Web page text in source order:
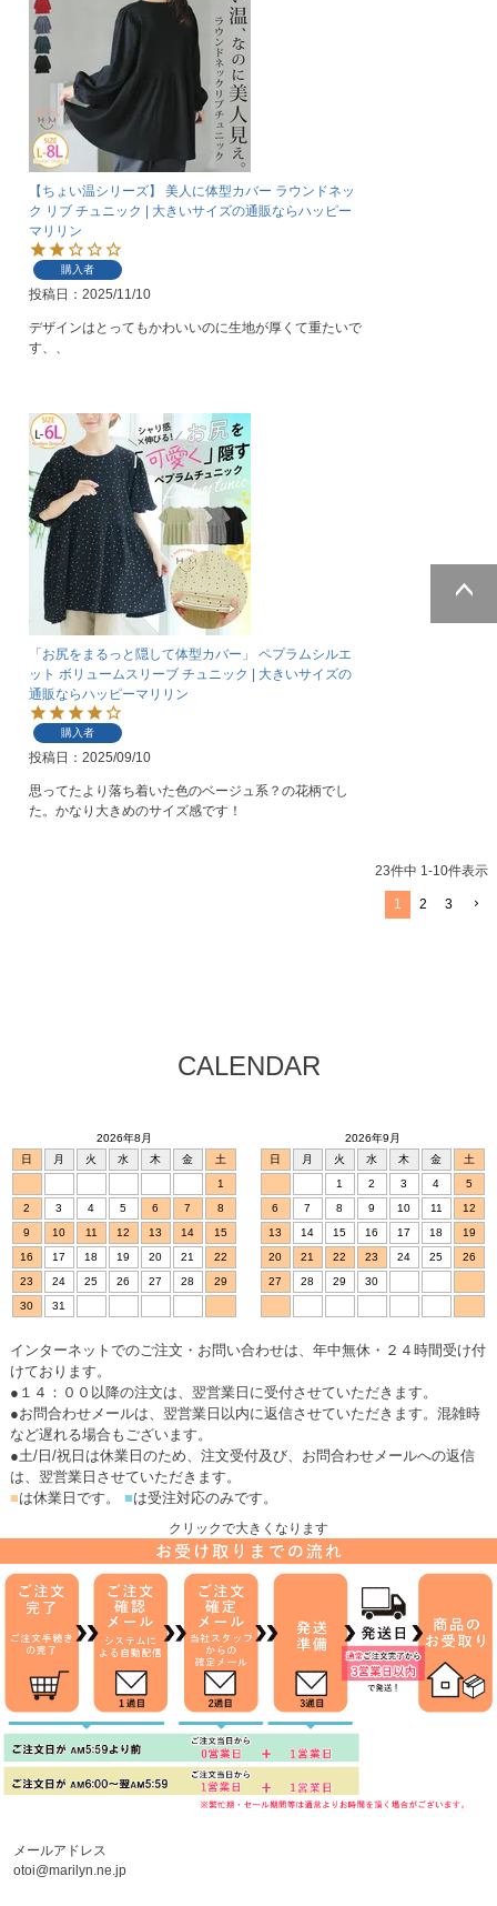
【ちょい温シリーズ】 美人に体型カバー ラウンドネッ
ク リブ チュニック | 大きいサイズの通販ならハッピー
マリリン
購入者
投稿日 2025/11/10
デザインはとってもかわいいのに生地が厚くて重たいで
す、、
「お尻をまるっと隠して体型カバー」 ペプラムシルエ
ット ボリュームスリーブ チュニック | 大きいサイズの
通販ならハッピーマリリン
購入者
投稿日 2025/09/10
思ってたより落ち着いた色のベージュ系？の花柄でし
た。かなり大きめのサイズ感です！
23件中 1-10件表示
1 2 3
CALENDAR
2026年8月
日
月 火 水 木 金
土
1
2
3 4 5 6 7
8
9
10 11 12 13 14
15
16
17 18 19 20 21
22
23
24 25 26 27 28
29
30
31
2026年9月
日
月 火 水 木 金
土
1
2 3 4
5
6
7 8 9 10 11
12
13
14 15 16 17 18
19
20
21 22 23 24 25
26
27
28 29 30
インターネットでのご注文・お問い合わせは、年中無休・２４時間受け付
けております。
●１４：００以降の注文は、翌営業日に受付させていただきます。
●お問合わせメールは、翌営業日以内に返信させていただきます。混雑時
など遅れる場合もございます。
●土/日/祝日は休業日のため、注文受付及び、お問合わせメールへの返信
は、翌営業日させていただきます。
■は休業日です。 ■は受注対応のみです。
クリックで大きくなります
メールアドレス
otoi@marilyn.ne.jp